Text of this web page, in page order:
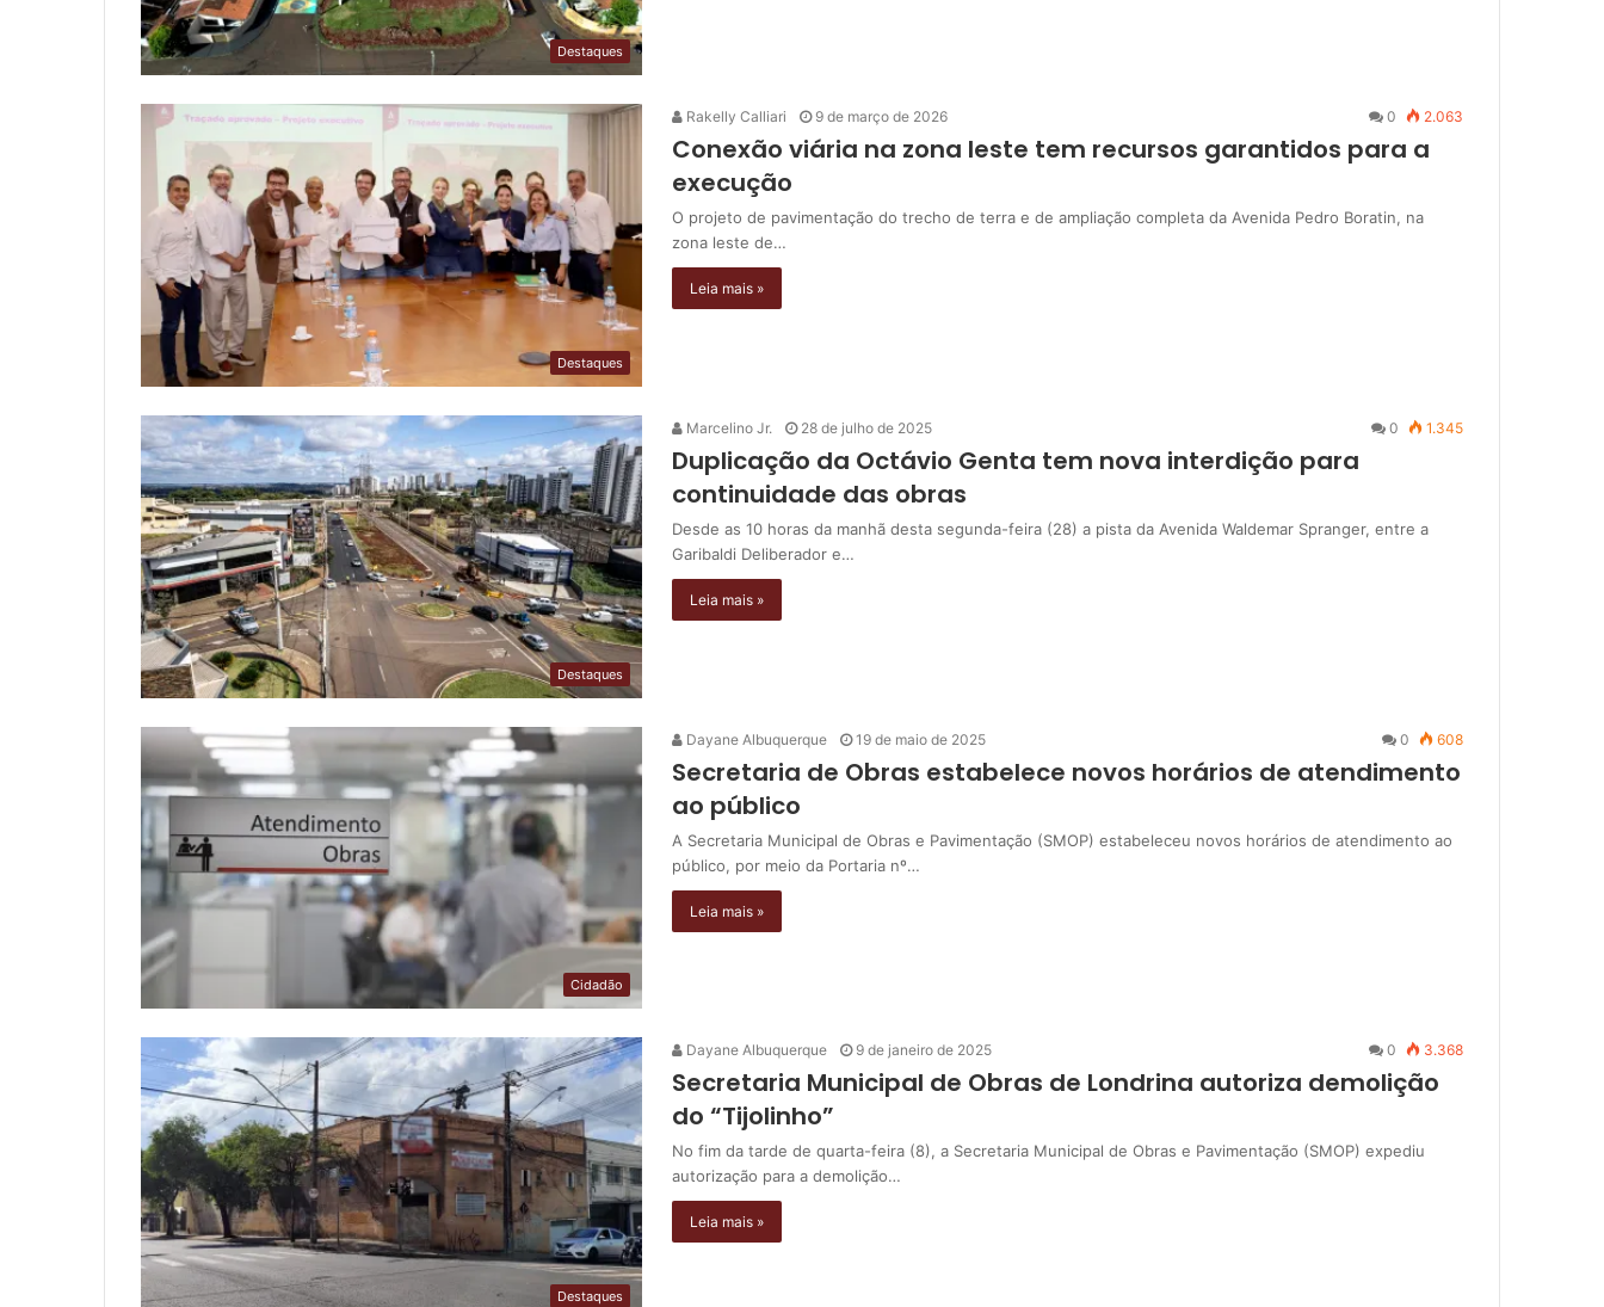
Destaques
Destaques
Rakelly Calliari 9 de março de 2026 0 2.063
Conexão viária na zona leste tem recursos garantidos para a
execução
O projeto de pavimentação do trecho de terra e de ampliação completa da Avenida Pedro Boratin, na
zona leste de…
Leia mais »
Destaques
Marcelino Jr. 28 de julho de 2025 0 1.345
Duplicação da Octávio Genta tem nova interdição para
continuidade das obras
Desde as 10 horas da manhã desta segunda-feira (28) a pista da Avenida Waldemar Spranger, entre a
Garibaldi Deliberador e…
Leia mais »
Cidadão
Dayane Albuquerque 19 de maio de 2025 0 608
Secretaria de Obras estabelece novos horários de atendimento
ao público
A Secretaria Municipal de Obras e Pavimentação (SMOP) estabeleceu novos horários de atendimento ao
público, por meio da Portaria nº…
Leia mais »
Destaques
Dayane Albuquerque 9 de janeiro de 2025 0 3.368
Secretaria Municipal de Obras de Londrina autoriza demolição
do “Tijolinho”
No fim da tarde de quarta-feira (8), a Secretaria Municipal de Obras e Pavimentação (SMOP) expediu
autorização para a demolição…
Leia mais »